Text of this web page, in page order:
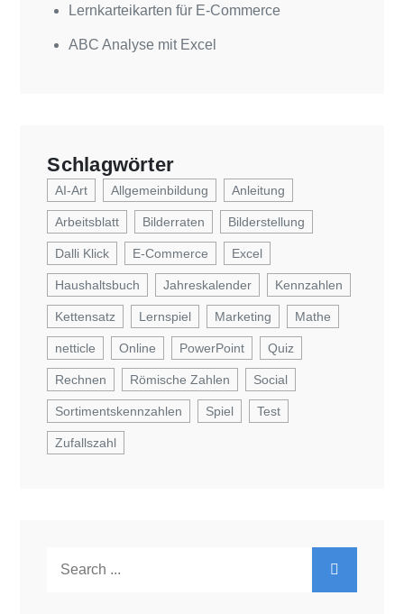
Lernkarteikarten für E-Commerce
ABC Analyse mit Excel
Schlagwörter
AI-Art Allgemeinbildung Anleitung
Arbeitsblatt Bilderraten Bilderstellung
Dalli Klick E-Commerce Excel
Haushaltsbuch Jahreskalender Kennzahlen
Kettensatz Lernspiel Marketing Mathe
netticle Online PowerPoint Quiz
Rechnen Römische Zahlen Social
Sortimentskennzahlen Spiel Test
Zufallszahl